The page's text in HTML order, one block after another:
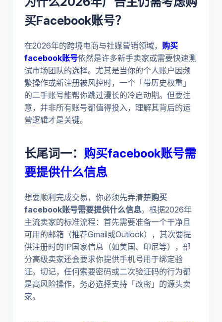
买Facebook账号？
在2026年的跨境电商与社媒营销领域， 购买
facebook账号依然是许多新手卖家或需要快速测
试市场团队的选择。尤其是当你的个人账户因频
繁操作或新注册被风控时，一个「带历史权重」
的二手账号能帮你跳过漫长的冷启动期。但要注
意，并非所有账号都值得投入，理解其背后的运
营逻辑才是关键。
长尾词一： 购买facebook账号需
要提供什么信息
想要顺利完成交易，你必须先弄清楚购买
facebook账号需要提供什么信息。根据2026年
主流卖家的标准流程：首先需要准备一个干净且
可用的邮箱（推荐Gmail或Outlook），其次要提
供注册时的IP国家信息（如美国、印尼等），部
分高级卖家还会要求你提供手机号用于绑定验
证。切记，任何索要密码或二次验证码的行为都
是高风险操作，务必选择支持「改密」的源头卖
家。